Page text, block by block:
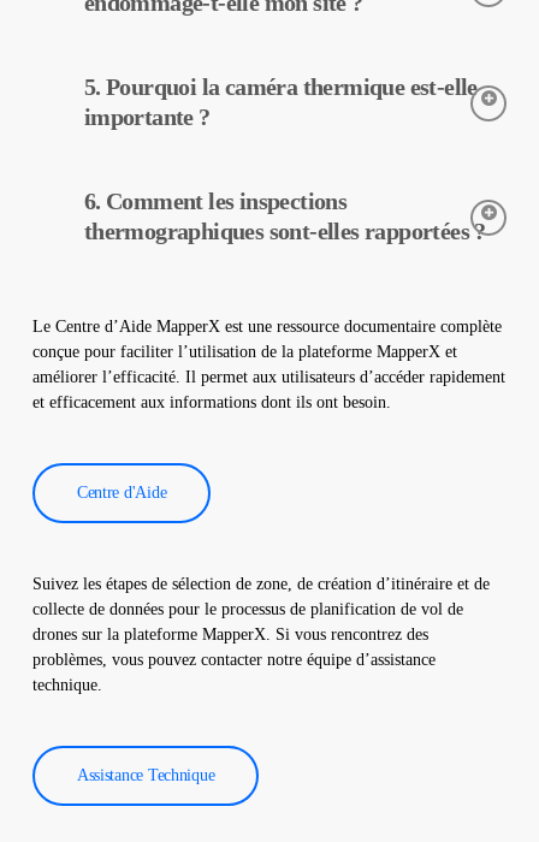
elle peut donc être réalisée sans aucun changement physique
dans votre centrale. Elle n’endommage pas votre site et
5. Pourquoi la caméra thermique est-elle
importante ?
précision les températures des équipements dans les centrales
solaires. Elles aident à la détection précoce des pannes et à
6. Comment les inspections
thermographiques sont-elles rapportées ?
utilisés pour améliorer l’efficacité des centrales solaires et
réduire les coûts d’exploitation.
Le Centre d’Aide MapperX est une ressource documentaire complète
conçue pour faciliter l’utilisation de la plateforme MapperX et
améliorer l’efficacité. Il permet aux utilisateurs d’accéder rapidement
et efficacement aux informations dont ils ont besoin.
Centre d'Aide
Suivez les étapes de sélection de zone, de création d’itinéraire et de
collecte de données pour le processus de planification de vol de
drones sur la plateforme MapperX. Si vous rencontrez des
problèmes, vous pouvez contacter notre équipe d’assistance
technique.
Assistance Technique